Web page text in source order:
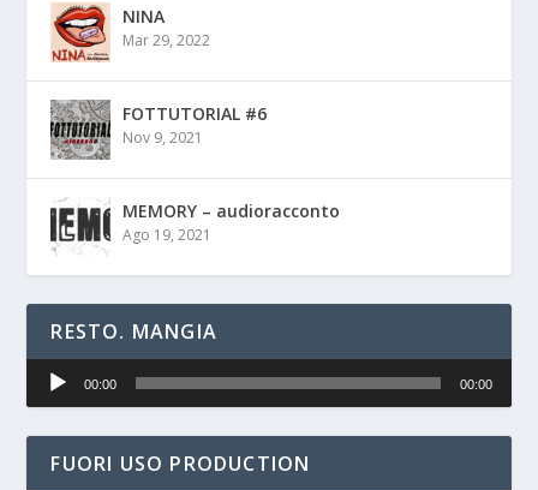
NINA
Mar 29, 2022
FOTTUTORIAL #6
Nov 9, 2021
MEMORY – audioracconto
Ago 19, 2021
RESTO. MANGIA
Audio
Player
00:00 00:00
FUORI USO PRODUCTION